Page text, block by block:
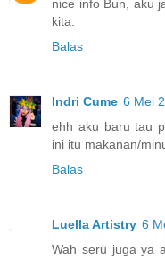
nice info Bun, aku
kita.
Balas
Indri Cume 6 Mei
ehh aku baru tau
ini itu makanan/
Balas
Luella Artistry 6
Wah seru juga ya